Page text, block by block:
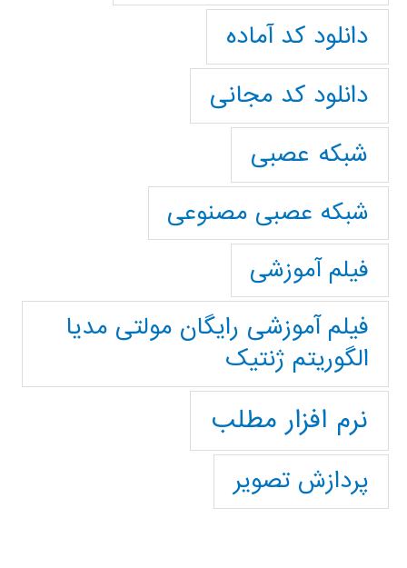
دانلود کد آماده
دانلود کد مجانی
شبکه عصبی
شبکه عصبی مصنوعی
فیلم آموزشی
فیلم آموزشی رایگان مولتی مدیا
الگوریتم ژنتیک
نرم افزار مطلب
پردازش تصویر